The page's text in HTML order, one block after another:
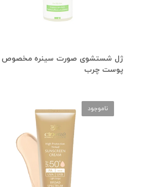
ژل شستشوی صورت سینره مخصوص
پوست چرب
ناموجود